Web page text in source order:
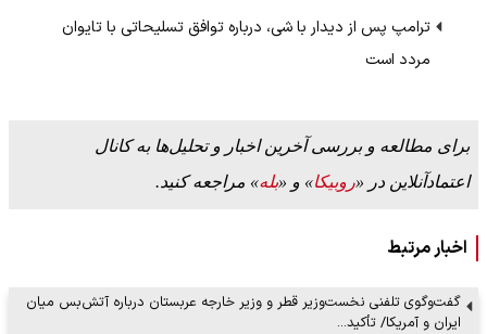
ترامپ پس از دیدار با شی، درباره توافق تسلیحاتی با تایوان
مردد است
برای مطالعه و بررسی آخرین اخبار و تحلیل‌ها به کانال
اعتمادآنلاین در «روبیکا» و «بله» مراجعه کنید.
اخبار مرتبط
گفت‌وگوی تلفنی نخست‌وزیر قطر و وزیر خارجه عربستان درباره آتش‌بس میان
ایران و آمریکا/ تأکید…